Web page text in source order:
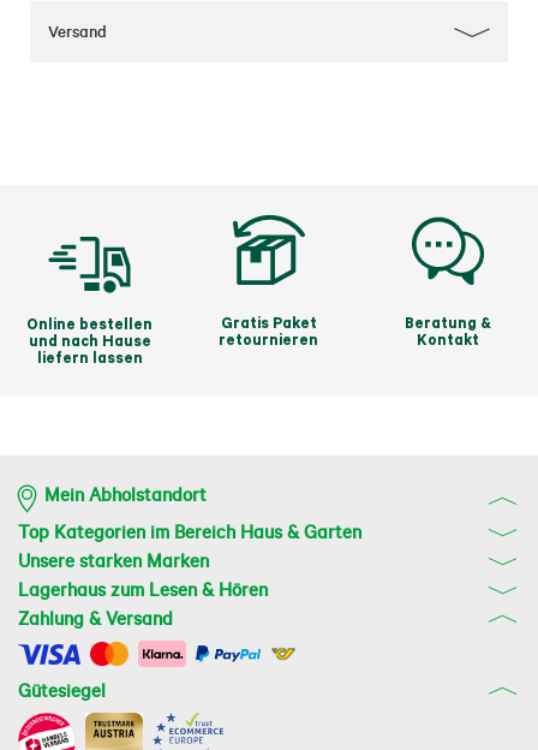
Versand
Online bestellen
und nach Hause
liefern lassen
Gratis Paket
retournieren
Beratung &
Kontakt
Mein Abholstandort
Top Kategorien im Bereich Haus & Garten
Unsere starken Marken
Lagerhaus zum Lesen & Hören
Zahlung & Versand
Gütesiegel